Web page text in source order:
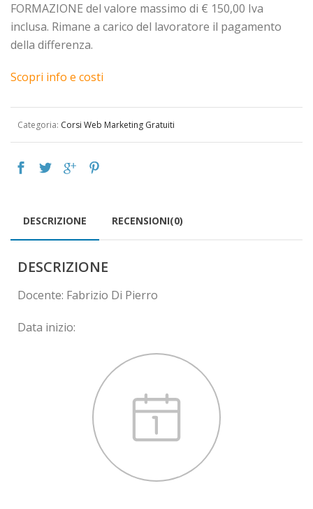
FORMAZIONE del valore massimo di € 150,00 Iva
inclusa. Rimane a carico del lavoratore il pagamento
della differenza.
Scopri info e costi
Categoria: Corsi Web Marketing Gratuiti
DESCRIZIONE RECENSIONI(0)
DESCRIZIONE
Docente: Fabrizio Di Pierro
Data inizio: